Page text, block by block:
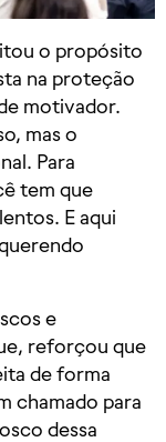
o propósito
na proteção
motivador.
mas o
Para
tem que
E aqui
e
reforçou que
de forma
chamado para
dessa